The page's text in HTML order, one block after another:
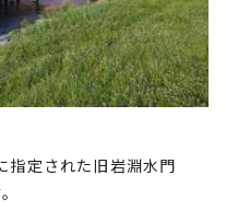
指定された旧岩淵水門